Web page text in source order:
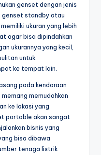
genset dengan jenis
genset standby atau
ukuran yang lebih
agar bisa dipindahkan
ukurannya yang kecil,
untuk
ke tempat lain.
pada kendaraan
memudahkan
ke lokasi yang
portable akan sangat
bisnis yang
bisa dibawa
tenaga listrik